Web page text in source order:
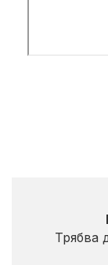
Трябва